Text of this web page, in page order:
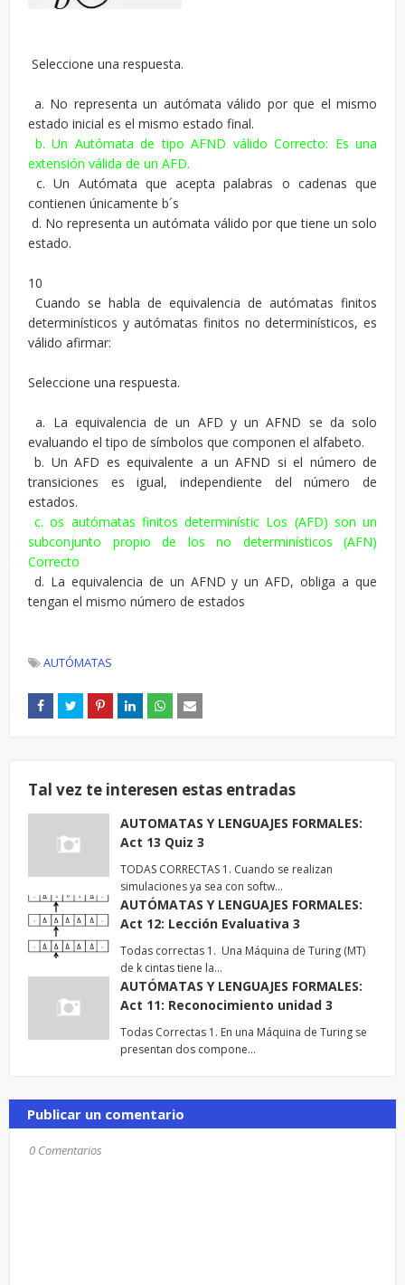
Seleccione una respuesta.
a. No representa un autómata válido por que el mismo
estado inicial es el mismo estado final.
b. Un Autómata de tipo AFND válido Correcto: Es una
extensión válida de un AFD.
c. Un Autómata que acepta palabras o cadenas que
contienen únicamente b´s
d. No representa un autómata válido por que tiene un solo
estado.
10
Cuando se habla de equivalencia de autómatas finitos
determinísticos y autómatas finitos no determinísticos, es
válido afirmar:
Seleccione una respuesta.
a. La equivalencia de un AFD y un AFND se da solo
evaluando el tipo de símbolos que componen el alfabeto.
b. Un AFD es equivalente a un AFND si el número de
transiciones es igual, independiente del número de
estados.
c. os autómatas finitos determinístic Los (AFD) son un
subconjunto propio de los no determinísticos (AFN)
Correcto
d. La equivalencia de un AFND y un AFD, obliga a que
tengan el mismo número de estados
AUTÓMATAS
Tal vez te interesen estas entradas
AUTOMATAS Y LENGUAJES FORMALES:
Act 13 Quiz 3
TODAS CORRECTAS 1. Cuando se realizan
simulaciones ya sea con softw…
AUTÓMATAS Y LENGUAJES FORMALES:
Act 12: Lección Evaluativa 3
Todas correctas 1. Una Máquina de Turing (MT)
de k cintas tiene la…
AUTÓMATAS Y LENGUAJES FORMALES:
Act 11: Reconocimiento unidad 3
Todas Correctas 1. En una Máquina de Turing se
presentan dos compone…
Publicar un comentario
0 Comentarios